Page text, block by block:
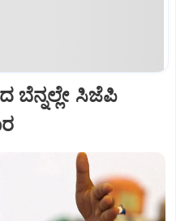
ಬೆನ್ನಲ್ಲೇ ಸಿಜೆಪಿ